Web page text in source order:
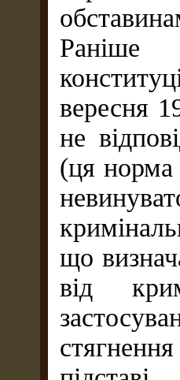
вересня
не
(ця норма
що
від